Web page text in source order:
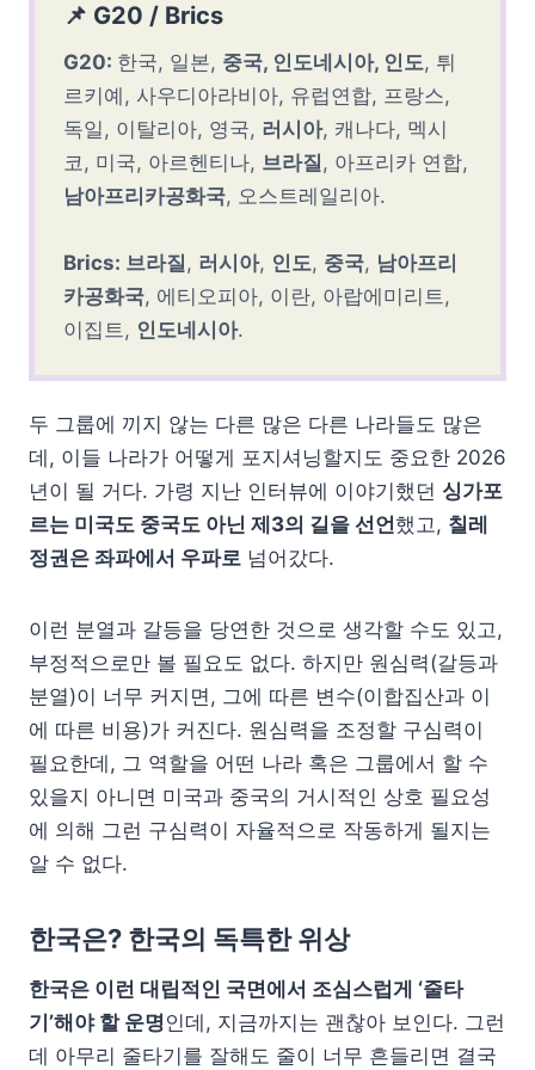
📌 G20 / Brics
G20: 한국, 일본, 중국, 인도네시아, 인도, 튀
르키예, 사우디아라비아, 유럽연합, 프랑스,
독일, 이탈리아, 영국, 러시아, 캐나다, 멕시
코, 미국, 아르헨티나, 브라질, 아프리카 연합,
남아프리카공화국, 오스트레일리아.
Brics: 브라질, 러시아, 인도, 중국, 남아프리
카공화국, 에티오피아, 이란, 아랍에미리트,
이집트, 인도네시아.
두 그룹에 끼지 않는 다른 많은 다른 나라들도 많은
데, 이들 나라가 어떻게 포지셔닝할지도 중요한 2026
년이 될 거다. 가령 지난 인터뷰에 이야기했던 싱가포
르는 미국도 중국도 아닌 제3의 길을 선언했고, 칠레
정권은 좌파에서 우파로 넘어갔다.
이런 분열과 갈등을 당연한 것으로 생각할 수도 있고,
부정적으로만 볼 필요도 없다. 하지만 원심력(갈등과
분열)이 너무 커지면, 그에 따른 변수(이합집산과 이
에 따른 비용)가 커진다. 원심력을 조정할 구심력이
필요한데, 그 역할을 어떤 나라 혹은 그룹에서 할 수
있을지 아니면 미국과 중국의 거시적인 상호 필요성
에 의해 그런 구심력이 자율적으로 작동하게 될지는
알 수 없다.
한국은? 한국의 독특한 위상
한국은 이런 대립적인 국면에서 조심스럽게 ‘줄타
기’해야 할 운명인데, 지금까지는 괜찮아 보인다. 그런
데 아무리 줄타기를 잘해도 줄이 너무 흔들리면 결국